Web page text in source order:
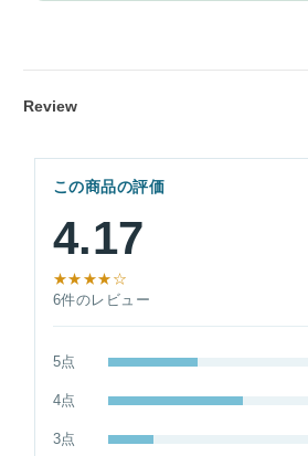
Review
この商品の評価
4.17
★★★★☆
6件のレビュー
5点
4点
3点